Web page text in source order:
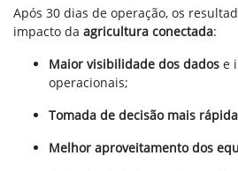
Após 30 dias de operação, os
impacto da agricultura conectada:
Maior visibilidade dos dados e
operacionais;
Tomada de decisão mais rápida
Melhor aproveitamento dos